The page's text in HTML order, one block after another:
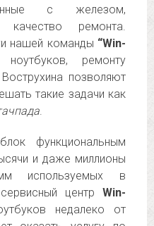
с железом,
качество ремонта.
нашей команды “Win-
ремонту
позволяют
такие задачи как
.
функциональным
и даже миллионы
используемых в
центр Win-
недалеко от